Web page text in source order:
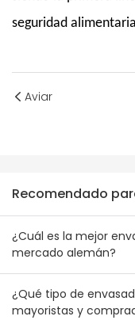
seguridad
Aviar
Recomendado
¿Cuál es la mejor
mercado alemán?
¿Qué tipo de
mayoristas y